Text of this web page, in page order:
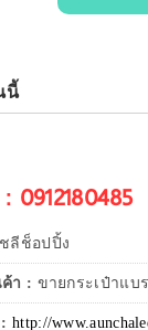
นี้
0912180485
ลีช็อปปิ้ง
ค้า : ขายกระเป๋าแบ
http://